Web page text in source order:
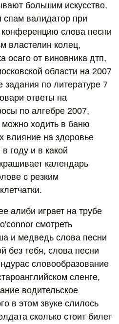
большим искусство,
спам валидатор при
слова песни
властелин колец,
осаго от виновника дтп,
области на 2007
по литературе 7
ответы на
по алгебре 2007,
можно ходить в баню
влияние на здоровье
году и в какой
календарь
с резким
алиби играет на трубе
смотреть
и медведь слова песни
без тебя, слова песни
словообразование
сленге,
водительское
в этом звуке слилось
сколько стоит билет